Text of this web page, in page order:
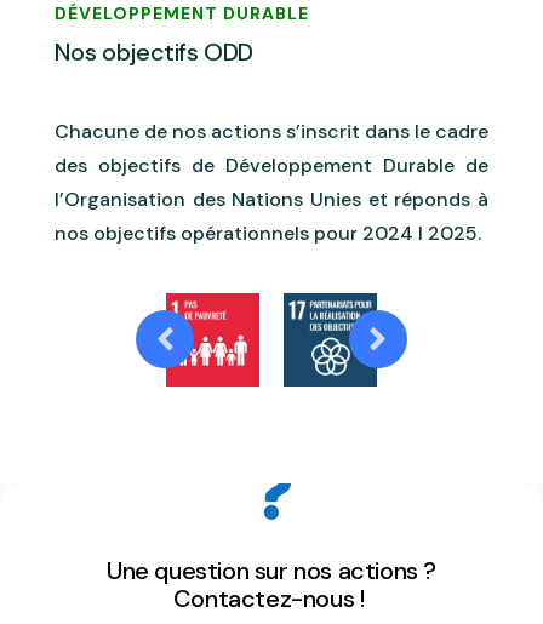
DÉVELOPPEMENT DURABLE
Nos objectifs ODD
Chacune de nos actions s’inscrit dans le cadre
des objectifs de Développement Durable de
l’Organisation des Nations Unies et réponds à
nos objectifs opérationnels pour 2024 I 2025.

Une question sur nos actions ?
Contactez-nous !